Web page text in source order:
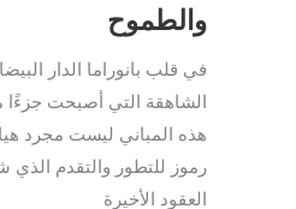
والطموح
في قلب بانوراما الدار
الشاهقة التي أصبحت جزءًا
هذه المباني ليست مجرد
رموز للتطور والتقدم الذي
العقود الأخيرة